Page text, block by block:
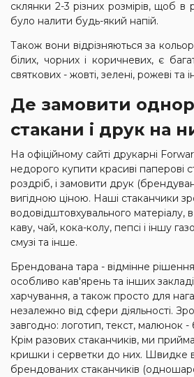
склянки 2-3 різних розмірів, щоб в
було налити будь-який напій.
Також вони відрізняються за
білих, чорних і коричневих, є
святкових - жовті, зелені, рожеві та
Де замовити
стакани і друк на
На офіційному сайті друкарні
недорого купити красиві паперові
роздріб, і замовити друк
вигідною ціною. Наші стаканчики
водовідштовхувального матеріалу,
каву, чай, кока-колу, пепсі і іншу
смузі та інше.
Брендована тара - відмінне
особливо кав'ярень та інших
харчування, а також просто для
незалежно від сфери діяльності.
завгодно: логотип, текст, малюнок
Крім разових стаканчиків, ми
кришки і серветки до них. Швидке
брендованих стаканчиків